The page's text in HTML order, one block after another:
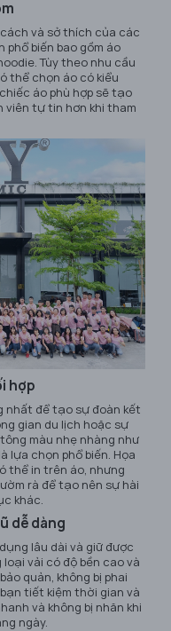
và sở thích của các
biến bao gồm áo
Tùy theo nhu cầu
thể chọn áo có kiểu
áo phù hợp sẽ tạo
viên tự tin hơn khi tham
hợp
nhất để tạo sự đoàn kết
gian du lịch hoặc sự
màu nhẹ nhàng như
lựa chọn phổ biến. Họa
thể in trên áo, nhưng
rà để tạo nên sự hài
khác.
dễ dàng
lâu dài và giữ được
vải có độ bền cao và
quản, không bị phai
tiết kiệm thời gian và
và không bị nhăn khi
ngày.